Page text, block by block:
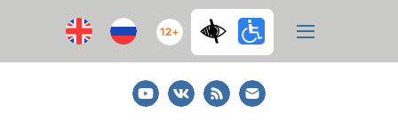
12+
YoutubeВКонтакте
RSS
E-
mail
подписка